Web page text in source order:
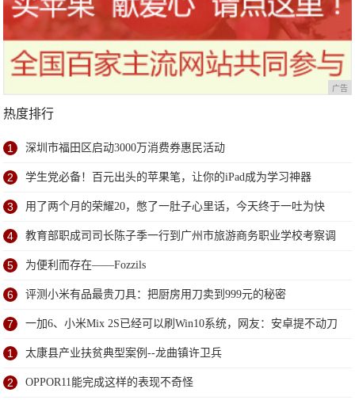
广告
热度排行
1 深圳市福田区启动3000万消费券惠民活动
2 学生党必备！百元出头的苹果笔，让你的iPad成为学习神器
3 用了两个月的荣耀20，憋了一肚子心里话，今天终于一吐为快
4 教育部职成司司长陈子季一行到广州市旅游商务职业学校考察调
研
5 为便利而存在——Fozzils
6 评测小米有品最贵刀具：把厨房用刀卖到999元的秘密
7 一加6、小米Mix 2S已经可以刷Win10系统，网友：安卓提不动刀
了？
1 太康县产业扶贫典型案例--龙曲镇许卫兵
2 OPPOR11能完成这样的表现不奇怪